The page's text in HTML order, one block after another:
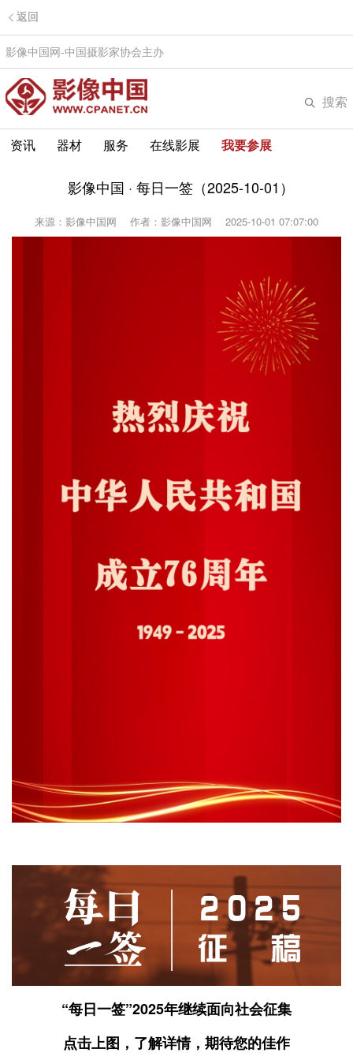
返回
影像中国网-中国摄影家协会主办
搜索
资讯 器材 服务 在线影展 我要参展
影像中国 · 每日一签（2025-10-01）
来源：影像中国网 作者：影像中国网 2025-10-01 07:07:00
“每日一签”2025年继续面向社会征集
点击上图，了解详情，期待您的佳作